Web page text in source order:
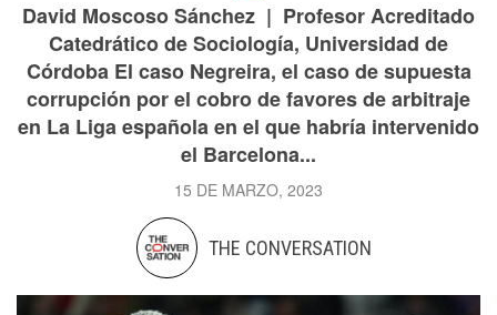
David Moscoso Sánchez | Profesor Acreditado
Catedrático de Sociología, Universidad de
Córdoba El caso Negreira, el caso de supuesta
corrupción por el cobro de favores de arbitraje
en La Liga española en el que habría intervenido
el Barcelona...
15 DE MARZO, 2023
THE CONVERSATION